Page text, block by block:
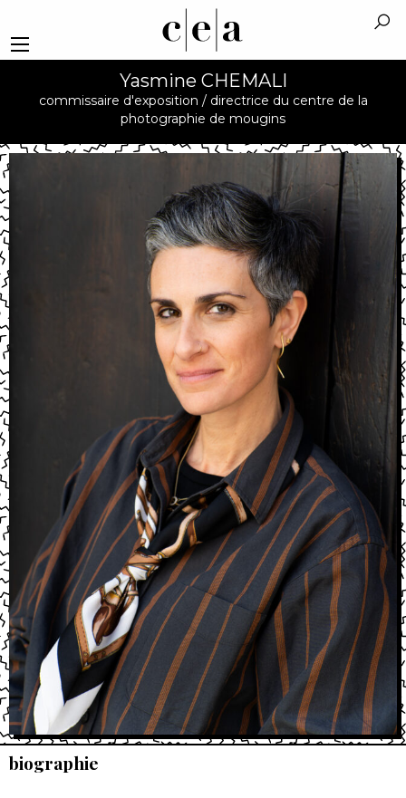
Yasmine CHEMALI
commissaire d'exposition / directrice du centre de la
photographie de mougins
biographie